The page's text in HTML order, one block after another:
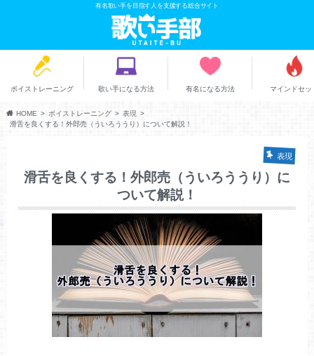
有名歌い手を目指す人を支援する総合サイト
ボイストレーニング 歌い手になる方法 有名になる方法 マインドセッ
HOME ボイストレーニング
表現
滑舌を良くする！外郎売（ういろううり）について解説！
表現
滑舌を良くする！外郎売（ういろううり）に
ついて解説！